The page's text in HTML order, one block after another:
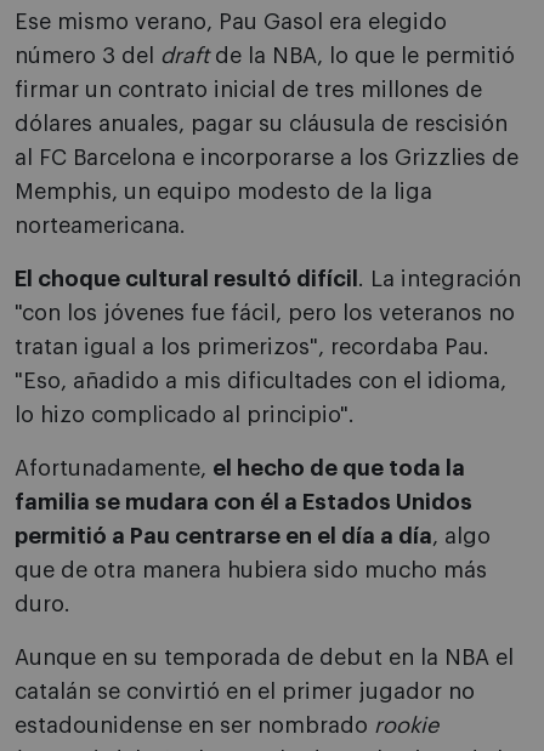
Ese mismo verano, Pau Gasol era elegido
número 3 del draftde la NBA, lo que le permitió
firmar un contrato inicial de tres millones de
dólares anuales, pagar su cláusula de rescisión
al FC Barcelona e incorporarse a los Grizzlies de
Memphis, un equipo modesto de la liga
norteamericana.
El choque cultural resultó difícil . La integración
"con los jóvenes fue fácil, pero los veteranos no
tratan igual a los primerizos", recordaba Pau.
"Eso, añadido a mis dificultades con el idioma,
lo hizo complicado al principio".
Afortunadamente, el hecho de que toda la
familia se mudara con él a Estados Unidos
permitió a Pau centrarse en el día a día, algo
que de otra manera hubiera sido mucho más
duro.
Aunque en su temporada de debut en la NBA el
catalán se convirtió en el primer jugador no
estadounidense en ser nombrado rookie